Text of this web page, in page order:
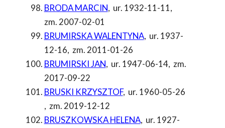
BRODA MARCIN, ur. 1932-11-11,
zm. 2007-02-01
BRUMIRSKA WALENTYNA, ur. 1937-
12-16, zm. 2011-01-26
BRUMIRSKI JAN, ur. 1947-06-14, zm.
2017-09-22
BRUSKI KRZYSZTOF, ur. 1960-05-26
, zm. 2019-12-12
BRUSZKOWSKA HELENA, ur. 1927-